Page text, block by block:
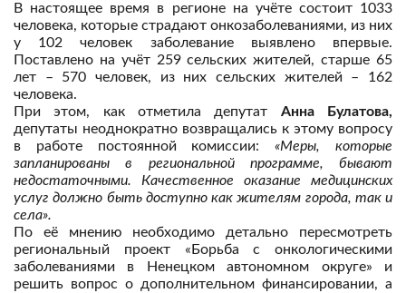
В настоящее время в регионе на учёте состоит 1033
человека, которые страдают онкозаболеваниями, из них
у 102 человек заболевание выявлено впервые.
Поставлено на учёт 259 сельских жителей, старше 65
лет – 570 человек, из них сельских жителей – 162
человека.
При этом, как отметила депутат Анна Булатова,
депутаты неоднократно возвращались к этому вопросу
в работе постоянной комиссии:«Меры, которые
запланированы в региональной программе, бывают
недостаточными. Качественное оказание медицинских
услуг должно быть доступно как жителям города, так и
села».
По её мнению необходимо детально пересмотреть
региональный проект «Борьба с онкологическими
заболеваниями в Ненецком автономном округе» и
решить вопрос о дополнительном финансировании, а